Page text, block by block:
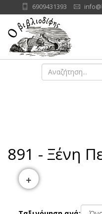
6909431393
891 - Ξένη
+